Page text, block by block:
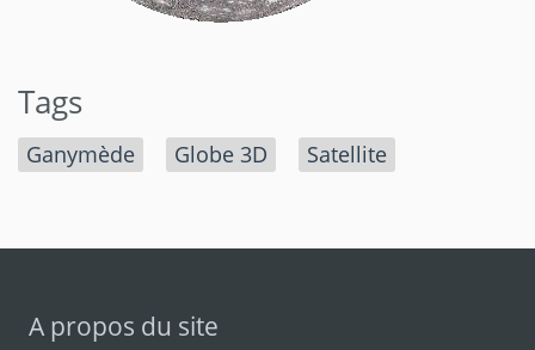
Tags
Ganymède Globe 3D Satellite
A propos du site